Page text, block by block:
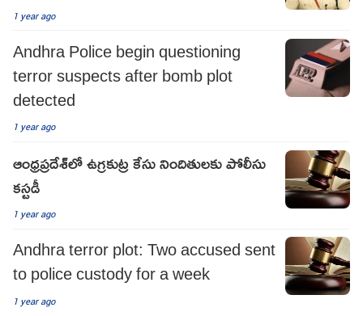
1 year ago
Andhra Police begin questioning
terror suspects after bomb plot
detected
1 year ago
ఆంధ్రప్రదేశ్‌లో ఉగ్రకుట్ర కేసు నిందితులకు పోలీసు
కస్టడీ
1 year ago
Andhra terror plot: Two accused sent
to police custody for a week
1 year ago